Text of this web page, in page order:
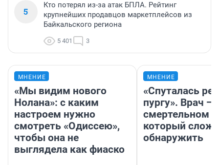
5
Кто потерял из-за атак БПЛА. Рейтинг
крупнейших продавцов маркетплейсов из
Байкальского региона
5 401 3
МНЕНИЕ
«Мы видим нового
Нолана»: с каким
настроем нужно
смотреть «Одиссею»,
чтобы она не
выглядела как фиаско
МНЕНИЕ
«Спуталась
пургу». Врач —
смертельном
который
обнаружить